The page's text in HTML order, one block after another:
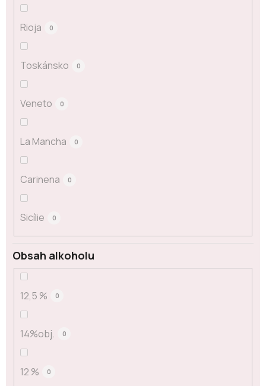
Rioja 0
Toskánsko 0
Veneto 0
La Mancha 0
Carinena 0
Sicílie 0
Obsah alkoholu
12,5 % 0
14%obj. 0
12 % 0